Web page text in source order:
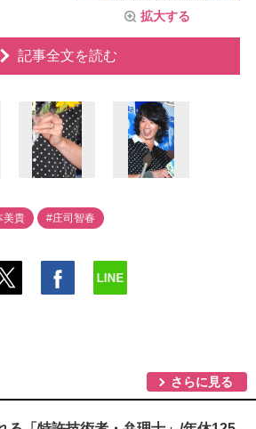
拡大する
記事全文を読む
美貴 #庄司智春
さらに見る